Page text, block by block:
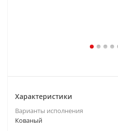
Характеристики
Варианты исполнения
Кованый